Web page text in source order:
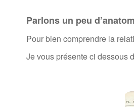
Parlons un peu
Pour bien comprendre la
Je vous présente ci dessous